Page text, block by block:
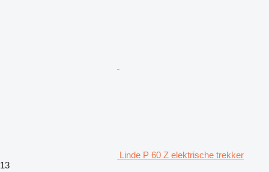
Linde P 60 Z elektrische trekker
13